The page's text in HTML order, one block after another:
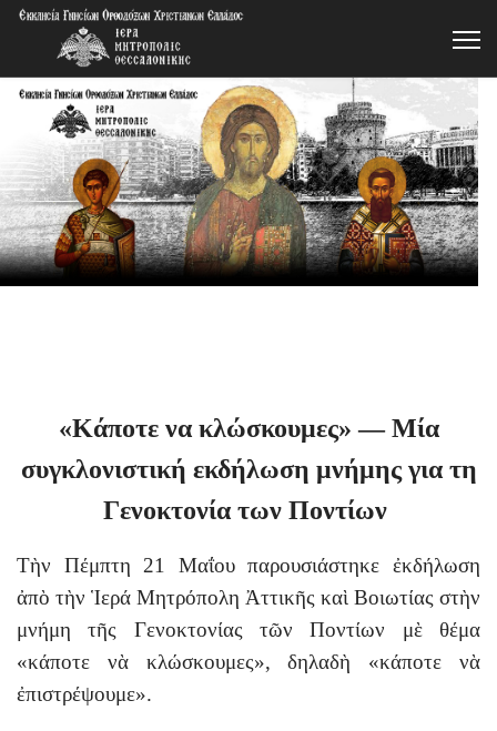
«Κάποτε να κλώσκουμες» — Μία
συγκλονιστική εκδήλωση μνήμης για τη
Γενοκτονία των Ποντίων
Τὴν Πέμπτη 21 Μαΐου παρουσιάστηκε ἐκδήλωση
ἀπὸ τὴν Ἱερά Μητρόπολη Ἀττικῆς καὶ Βοιωτίας στὴν
μνήμη τῆς Γενοκτονίας τῶν Ποντίων μὲ θέμα
«κάποτε νὰ κλώσκουμες», δηλαδὴ «κάποτε νὰ
ἐπιστρέψουμε».